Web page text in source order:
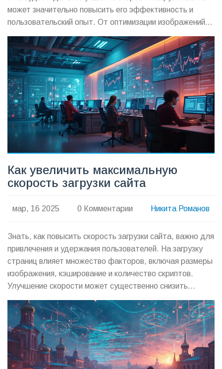
может значительно повысить его эффективность и
пользовательский опыт. От оптимизации изображений
до внедрения кэширования, существует множество
способов ускорить работу сайта. Узнайте, как
сэкономить время и нервы ваших пользователей, не
неделю строя велосипед, а следуя простым шагам.
Как увеличить максимальную
скорость загрузки сайта
мар, 16 2025 0 Комментарии Никита Романов
Знать, как повысить скорость загрузки сайта, важно для
привлечения и удержания пользователей. На загрузку
страниц влияет множество факторов, включая размеры
изображения, кэширование и количество скриптов.
Улучшение скорости может существенно снизить
показатель отказов и увеличить конверсию. В статье
разобраны практические советы и методики для
ускорения веб-сайтов. Каждый шаг основан на
доказанных результатах и направлен на реальное
улучшение производительности.